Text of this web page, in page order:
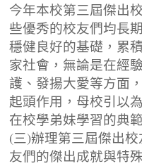
今年本校第三屆傑出
些優秀的校友們均長
穩健良好的基礎，累
家社會，無論是在經
護、發揚大愛等方面
起頭作用，母校引以
在校學弟妹學習的典
(三)辦理第三屆傑出
友們的傑出成就與特